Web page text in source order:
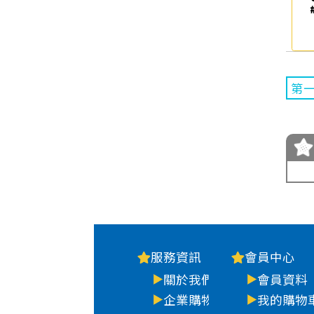
第
服務資訊
關於我們
企業購物
會員中心
會員資料
我的購物車